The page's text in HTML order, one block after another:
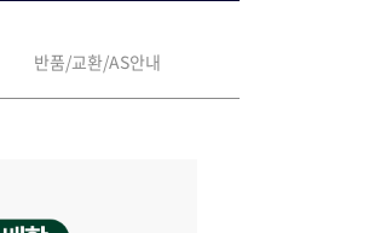
반품/교환/AS안내